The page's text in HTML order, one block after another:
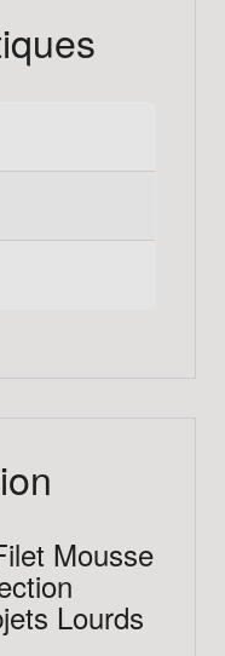
Mousse
Lourds